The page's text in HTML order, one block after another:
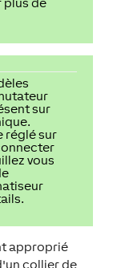
plus de
sur
réglé sur
vous
approprié
collier de